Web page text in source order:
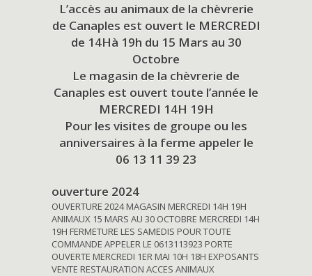
L’accès au animaux de la chèvrerie
de Canaples est ouvert le MERCREDI
de 14Hà 19h du 15 Mars au 30
Octobre
Le magasin de la chèvrerie de
Canaples est ouvert toute l’année le
MERCREDI 14H 19H
Pour les visites de groupe ou les
anniversaires à la ferme appeler le
06 13 11 39 23
ouverture 2024
OUVERTURE 2024 MAGASIN MERCREDI 14H 19H
ANIMAUX 15 MARS AU 30 OCTOBRE MERCREDI 14H
19H FERMETURE LES SAMEDIS POUR TOUTE
COMMANDE APPELER LE 0613113923 PORTE
OUVERTE MERCREDI 1ER MAI 10H 18H EXPOSANTS
VENTE RESTAURATION ACCES ANIMAUX